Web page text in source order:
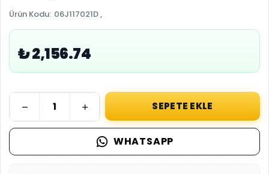
Ürün Kodu: 06J117021D ,
₺ 2,156.74
SEPETE EKLE
WHATSAPP